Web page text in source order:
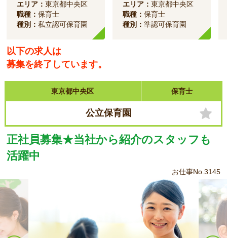
エリア：東京都中央区
職種：保育士
種別：私立認可保育園
エリア：東京都中央区
職種：保育士
種別：準認可保育園
以下の求人は
募集を終了しています。
東京都中央区 保育士
公立保育園
正社員募集★当社から紹介のスタッフも
活躍中
お仕事No.3145